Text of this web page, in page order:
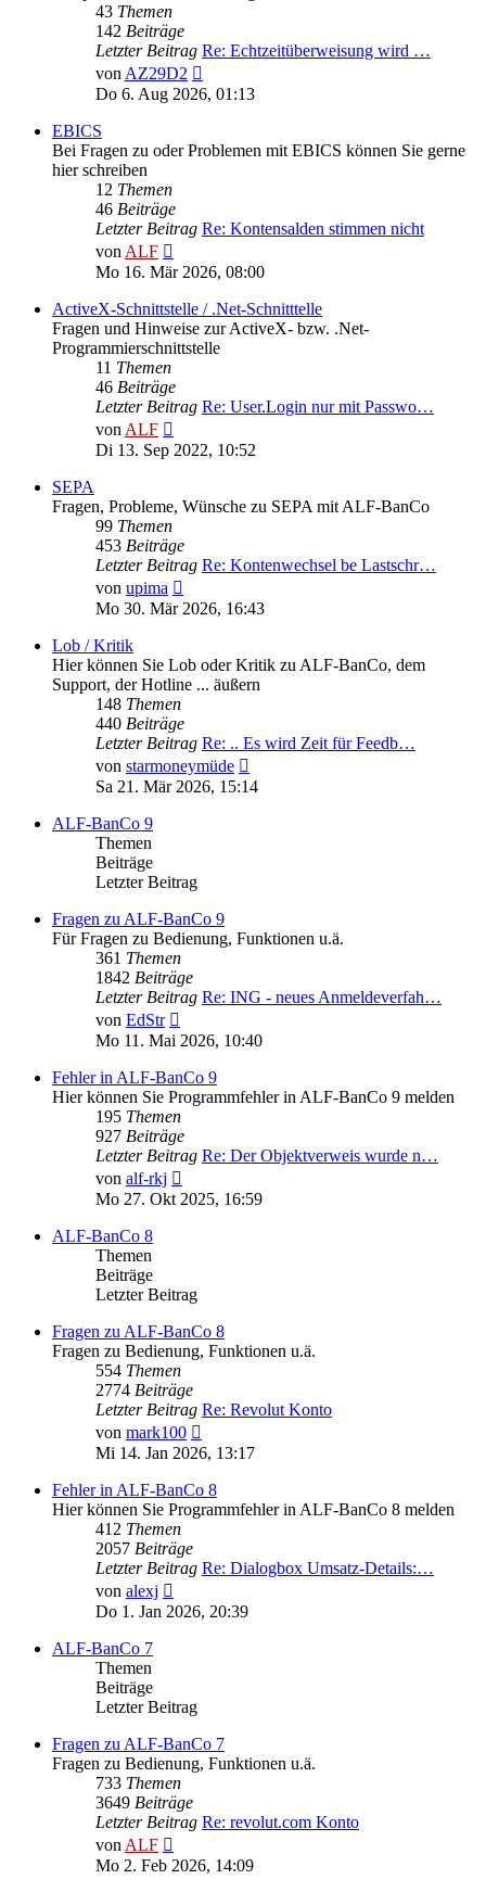
43 Themen
142 Beiträge
Letzter Beitrag Re: Echtzeitüberweisung wird …
vonAZ29D2
Beitrag
Do 6. Aug 2026, 01:13
EBICS
Bei Fragen zu oder Problemen mit EBICS können Sie gerne
hier schreiben
12 Themen
46 Beiträge
Letzter Beitrag Re: Kontensalden stimmen nicht
vonALF
Beitrag
Mo 16. Mär 2026, 08:00
ActiveX-Schnittstelle / .Net-Schnitttelle
Fragen und Hinweise zur ActiveX- bzw. .Net-
Programmierschnittstelle
11 Themen
46 Beiträge
Letzter Beitrag Re: User.Login nur mit Passwo…
vonALF
Beitrag
Di 13. Sep 2022, 10:52
SEPA
Fragen, Probleme, Wünsche zu SEPA mit ALF-BanCo
99 Themen
453 Beiträge
Letzter Beitrag Re: Kontenwechsel be Lastschr…
von upima
Beitrag
Mo 30. Mär 2026, 16:43
Lob / Kritik
Hier können Sie Lob oder Kritik zu ALF-BanCo, dem
Support, der Hotline ... äußern
148 Themen
440 Beiträge
Letzter Beitrag Re: .. Es wird Zeit für Feedb…
von starmoneymüde
Beitrag
Sa 21. Mär 2026, 15:14
ALF-BanCo 9
Themen
Beiträge
Letzter Beitrag
Fragen zu ALF-BanCo 9
Für Fragen zu Bedienung, Funktionen u.ä.
361 Themen
1842 Beiträge
Letzter Beitrag Re: ING - neues Anmeldeverfah…
von EdStr
Beitrag
Mo 11. Mai 2026, 10:40
Fehler in ALF-BanCo 9
Hier können Sie Programmfehler in ALF-BanCo 9 melden
195 Themen
927 Beiträge
Letzter Beitrag Re: Der Objektverweis wurde n…
von alf-rkj
Beitrag
Mo 27. Okt 2025, 16:59
ALF-BanCo 8
Themen
Beiträge
Letzter Beitrag
Fragen zu ALF-BanCo 8
Fragen zu Bedienung, Funktionen u.ä.
554 Themen
2774 Beiträge
Letzter Beitrag Re: Revolut Konto
von mark100
Beitrag
Mi 14. Jan 2026, 13:17
Fehler in ALF-BanCo 8
Hier können Sie Programmfehler in ALF-BanCo 8 melden
412 Themen
2057 Beiträge
Letzter Beitrag Re: Dialogbox Umsatz-Details:…
von alexj
Beitrag
Do 1. Jan 2026, 20:39
ALF-BanCo 7
Themen
Beiträge
Letzter Beitrag
Fragen zu ALF-BanCo 7
Fragen zu Bedienung, Funktionen u.ä.
733 Themen
3649 Beiträge
Letzter Beitrag Re: revolut.com Konto
vonALF
Beitrag
Mo 2. Feb 2026, 14:09